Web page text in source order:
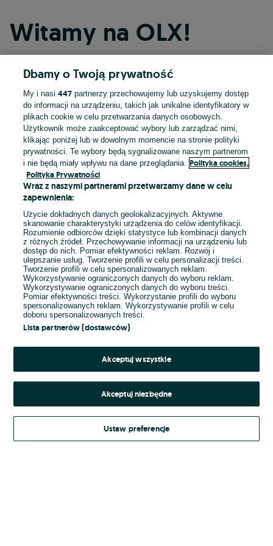
Witamy na OLX!
Kontynuuj przez Facebooka
Kontynuuj przez konto Apple
Kontynuuj przez konto Google
LUB
E-mail
Hasło
Kontynuując za pośrednictwem jednego z dostawców wskazanych powyżej,
Regulamin serwisu OLX.pl w jego aktualnym brzmieniu.
Dbamy o Twoją prywatność
My i nasi447 partnerzy przechowujemy lub uzyskujemy dostęp
do informacji na urządzeniu, takich jak unikalne identyfikatory w
plikach cookie w celu przetwarzania danych osobowych.
Użytkownik może zaakceptować wybory lub zarządzać nimi,
klikając poniżej lub w dowolnym momencie na stronie polityki
prywatności. Te wybory będą sygnalizowane naszym partnerom
i nie będą miały wpływu na dane przeglądania.
Polityka cookies,
Polityka Prywatności
Wraz z naszymi partnerami przetwarzamy dane w celu
zapewnienia:
Użycie dokładnych danych geolokalizacyjnych. Aktywne
skanowanie charakterystyki urządzenia do celów identyfikacji.
Rozumienie odbiorców dzięki statystyce lub kombinacji danych
z różnych źródeł. Przechowywanie informacji na urządzeniu lub
dostęp do nich. Pomiar efektywności reklam. Rozwój i
ulepszanie usług. Tworzenie profili w celu personalizacji treści.
Tworzenie profili w celu spersonalizowanych reklam.
Wykorzystywanie ograniczonych danych do wyboru reklam.
Wykorzystywanie ograniczonych danych do wyboru treści.
Pomiar efektywności treści. Wykorzystanie profili do wyboru
spersonalizowanych reklam. Wykorzystywanie profili w celu
doboru spersonalizowanych treści.
Lista partnerów (dostawców)
Akceptuj wszystkie
Akceptuj niezbędne
Ustaw preferencje